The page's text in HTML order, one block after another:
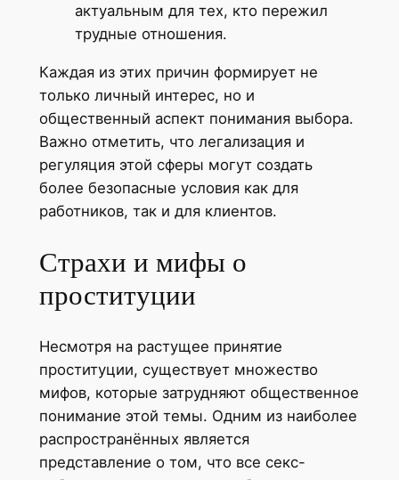
актуальным для тех, кто пережил
трудные отношения.
Каждая из этих причин формирует не
только личный интерес, но и
общественный аспект понимания выбора.
Важно отметить, что легализация и
регуляция этой сферы могут создать
более безопасные условия как для
работников, так и для клиентов.
Страхи и мифы о
проституции
Несмотря на растущее принятие
проституции, существует множество
мифов, которые затрудняют общественное
понимание этой темы. Одним из наиболее
распространённых является
представление о том, что все секс-